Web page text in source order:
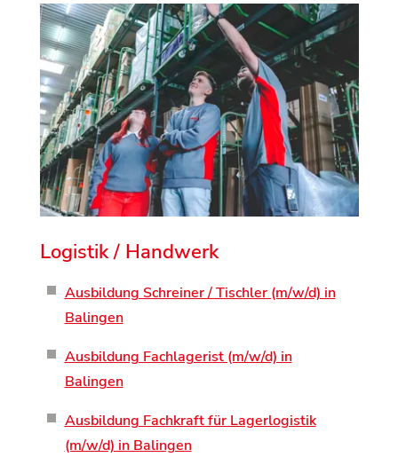
Logistik / Handwerk
Ausbildung Schreiner / Tischler (m/w/d) in
Balingen
Ausbildung Fachlagerist (m/w/d) in
Balingen
Ausbildung Fachkraft für Lagerlogistik
(m/w/d) in Balingen